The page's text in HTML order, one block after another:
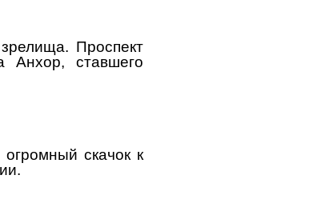
Проспект
Анхор, ставшего
скачок к